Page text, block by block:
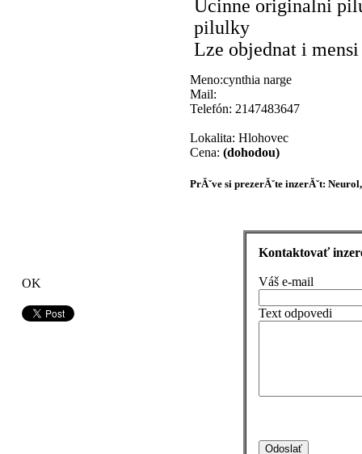
OK
Ucinne originalni
pilulky
Lze objednat i
Meno:cynthia narge
Mail:
Telefón: 2147483647
Lokalita: Hlohovec
Cena: (dohodou)
PrĂˇve si prezerĂˇte inzerĂˇt:
Kontaktovať
Váš e-mail
Text odpovedi